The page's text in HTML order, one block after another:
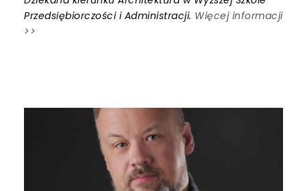
Przedsiębiorczości i Administracji. Więcej informacji
>>